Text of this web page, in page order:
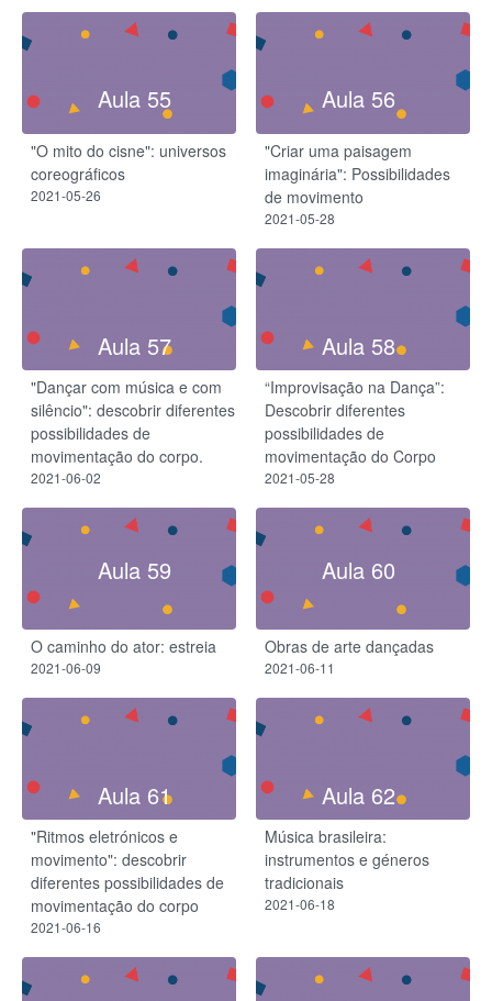
Aula 55
"O mito do cisne": universos
coreográficos
2021-05-26
Aula 56
"Criar uma paisagem
imaginária": Possibilidades
de movimento
2021-05-28
Aula 57
"Dançar com música e com
silêncio": descobrir diferentes
possibilidades de
movimentação do corpo.
2021-06-02
Aula 58
“Improvisação na Dança”:
Descobrir diferentes
possibilidades de
movimentação do Corpo
2021-05-28
Aula 59
O caminho do ator: estreia
2021-06-09
Aula 60
Obras de arte dançadas
2021-06-11
Aula 61
"Ritmos eletrónicos e
movimento": descobrir
diferentes possibilidades de
movimentação do corpo
2021-06-16
Aula 62
Música brasileira:
instrumentos e géneros
tradicionais
2021-06-18